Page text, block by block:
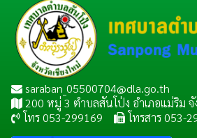
saraban_05500704@dla.go.th
200 หมู่ 3 ตำบลสันโป่ง อำเภอแม่ริม จั
โทร 053-299169
โทรสาร 053-